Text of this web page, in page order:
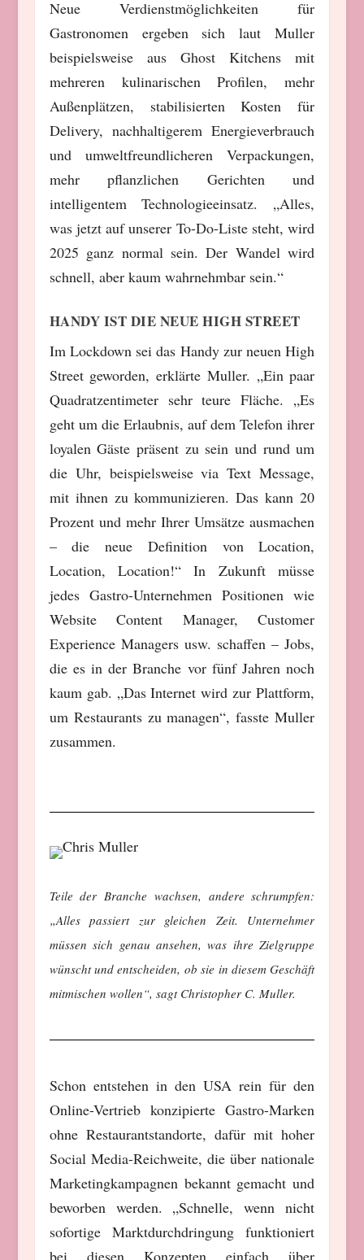
Neue Verdienstmöglichkeiten für
Gastronomen ergeben sich laut Muller
beispielsweise aus Ghost Kitchens mit
mehreren kulinarischen Profilen, mehr
Außenplätzen, stabilisierten Kosten für
Delivery, nachhaltigerem Energieverbrauch
und umweltfreundlicheren Verpackungen,
mehr pflanzlichen Gerichten und
intelligentem Technologieeinsatz. „Alles,
was jetzt auf unserer To-Do-Liste steht, wird
2025 ganz normal sein. Der Wandel wird
schnell, aber kaum wahrnehmbar sein.“
HANDY IST DIE NEUE HIGH STREET
Im Lockdown sei das Handy zur neuen High
Street geworden, erklärte Muller. „Ein paar
Quadratzentimeter sehr teure Fläche. „Es
geht um die Erlaubnis, auf dem Telefon ihrer
loyalen Gäste präsent zu sein und rund um
die Uhr, beispielsweise via Text Message,
mit ihnen zu kommunizieren. Das kann 20
Prozent und mehr Ihrer Umsätze ausmachen
– die neue Definition von Location,
Location, Location!“ In Zukunft müsse
jedes Gastro-Unternehmen Positionen wie
Website Content Manager, Customer
Experience Managers usw. schaffen – Jobs,
die es in der Branche vor fünf Jahren noch
kaum gab. „Das Internet wird zur Plattform,
um Restaurants zu managen“, fasste Muller
zusammen.
Teile der Branche wachsen, andere schrumpfen:
„Alles passiert zur gleichen Zeit. Unternehmer
müssen sich genau ansehen, was ihre Zielgruppe
wünscht und entscheiden, ob sie in diesem Geschäft
mitmischen wollen“, sagt Christopher C. Muller.
Schon entstehen in den USA rein für den
Online-Vertrieb konzipierte Gastro-Marken
ohne Restaurantstandorte, dafür mit hoher
Social Media-Reichweite, die über nationale
Marketingkampagnen bekannt gemacht und
beworben werden. „Schnelle, wenn nicht
sofortige Marktdurchdringung funktioniert
bei diesen Konzepten einfach über